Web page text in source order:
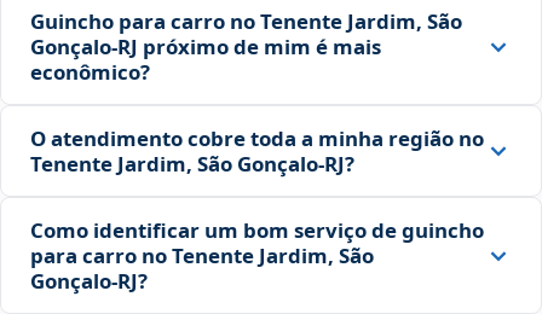
Guincho para carro no Tenente Jardim, São
Gonçalo‑RJ próximo de mim é mais
econômico?
O atendimento cobre toda a minha região no
Tenente Jardim, São Gonçalo‑RJ?
Como identificar um bom serviço de guincho
para carro no Tenente Jardim, São
Gonçalo‑RJ?